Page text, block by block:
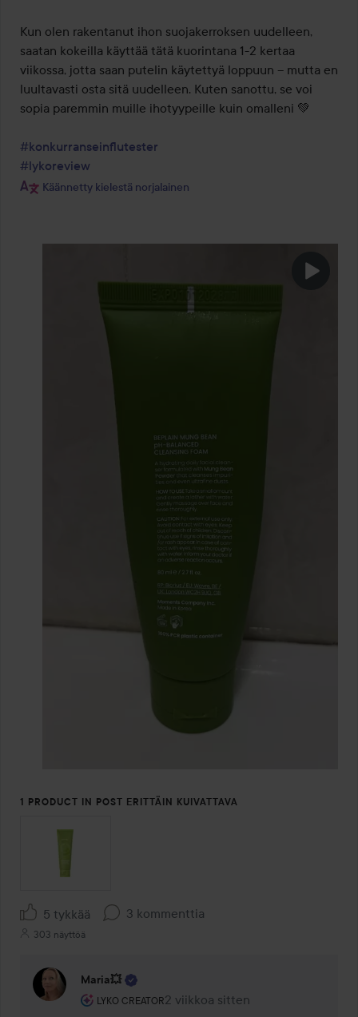
Kun olen rakentanut ihon suojakerroksen uudelleen,
saatan kokeilla käyttää tätä kuorintana 1-2 kertaa
viikossa, jotta saan putelin käytettyä loppuun – mutta en
luultavasti osta sitä uudelleen. Kuten sanottu, se voi
sopia paremmin muille ihotyypeille kuin omalleni 💚
#konkurranseinflutester
#lykoreview
Käännetty kielestä norjalainen
1 PRODUCT IN POST ERITTÄIN KUIVATTAVA
5 tykkää 3 kommenttia
303 näyttöä
Maria💥
LYKO CREATOR
Käyttäjän rooli: Lyko Creator.
2 viikkoa sitten
Kommentti lisättiin 2 viikkoa